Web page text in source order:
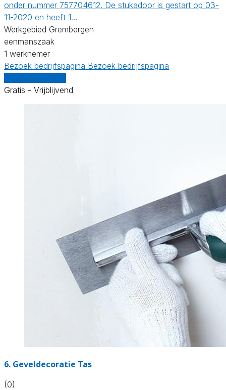
onder nummer 757704612. De stukadoor is gestart op 03-
11-2020 en heeft 1…
Werkgebied Grembergen
eenmanszaak
1 werknemer
Bezoek bedrijfspagina Bezoek bedrijfspagina
Gratis - Vrijblijvend
6. Geveldecoratie Tas
(0)